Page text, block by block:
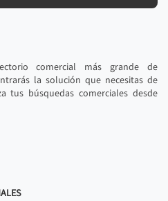
comercial más grande de
la solución que necesitas de
tus búsquedas comerciales desde